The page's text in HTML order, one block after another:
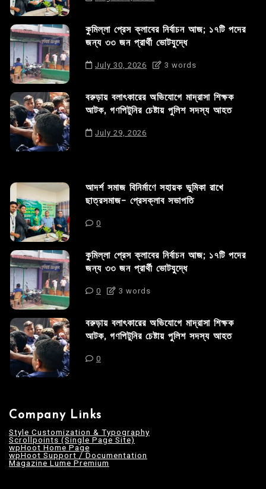
কুমিল্লা প্রেস ক্লাবের নির্বাচন আজ; ১৭টি পদের
জন্য ৩৩ জন প্রার্থী ভোটযুদ্ধে
July 30, 2026 3 words
বরুড়ায় বলাৎকারের অভিযোগে মাদ্রাসা শিক্ষক
আটক, গণপিটুনির চেষ্টায় পুলিশ সদস্য আহত
July 29, 2026
আদর্শ সমাজ বিনির্মাণে সহায়ক ভুমিকা রাখে
ছাত্রসমাজ- প্রেসক্লাব সভাপতি
0
কুমিল্লা প্রেস ক্লাবের নির্বাচন আজ; ১৭টি পদের
জন্য ৩৩ জন প্রার্থী ভোটযুদ্ধে
0 3 words
বরুড়ায় বলাৎকারের অভিযোগে মাদ্রাসা শিক্ষক
আটক, গণপিটুনির চেষ্টায় পুলিশ সদস্য আহত
0
Company Links
Style Customization & Typography
Scrollpoints (Single Page Site)
wpHoot Home Page
wpHoot Support / Documentation
Magazine Lume Premium